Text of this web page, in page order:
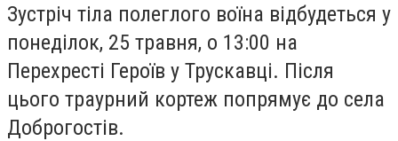
Зустріч тіла полеглого воїна відбудеться у
понеділок, 25 травня, о 13:00 на
Перехресті Героїв у Трускавці. Після
цього траурний кортеж попрямує до села
Доброгостів.